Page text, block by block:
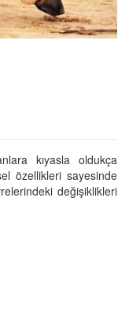
kıyasla oldukça
özellikleri sayesinde
değişiklikleri